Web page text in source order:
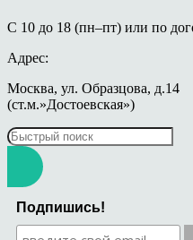
С 10 до 18 (пн–пт) или по
Адрес:
Москва, ул. Образцова, д.14
(ст.м.»Достоевская»)
Подпишись!